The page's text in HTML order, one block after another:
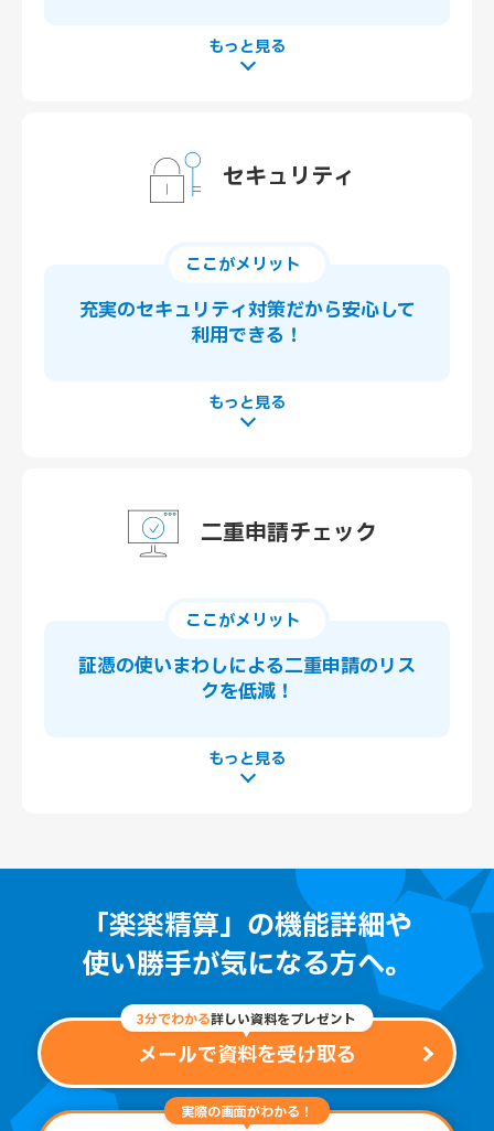
セキュリティ
ここがメリット
充実のセキュリティ対策だから安心して
利用できる！
二重申請チェック
ここがメリット
証憑の使いまわしによる二重申請のリス
クを低減！
「楽楽精算」の機能詳細や
使い勝手が気になる方へ。
3分でわかる詳しい資料をプレゼント
メールで資料を受け取る
実際の画面がわかる！